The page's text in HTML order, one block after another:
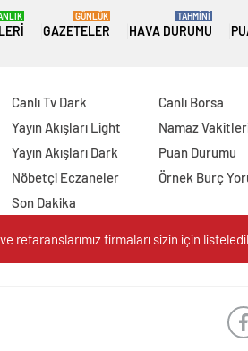
GAZETELER
GÜNLÜK
HAVA DURUMU
TAHMİNİ
Canlı Tv Dark
Yayın Akışları Light
Yayın Akışları Dark
Nöbetçi Eczaneler
Son Dakika
Canlı Borsa
Namaz
Puan Durumu
Örnek Burç
refaranslarımız firmaları sizin için